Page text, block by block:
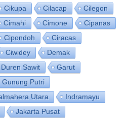
Cikupa Cilacap
Cilegon
Cimahi Cimone
Cipanas
Cipondoh
Ciracas
Ciwidey
Demak
Duren Sawit
Garut
Gunung Putri
Utara
Indramayu
Jakarta Pusat